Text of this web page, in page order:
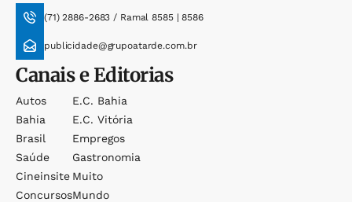
(71) 2886-2683 / Ramal 8585 | 8586
publicidade@grupoatarde.com.br
Canais e Editorias
Autos
Bahia
Brasil
Saúde
Cineinsite
Concursos
E.c. Bahia
E.c. Vitória
Empregos
Gastronomia
Muito
Mundo